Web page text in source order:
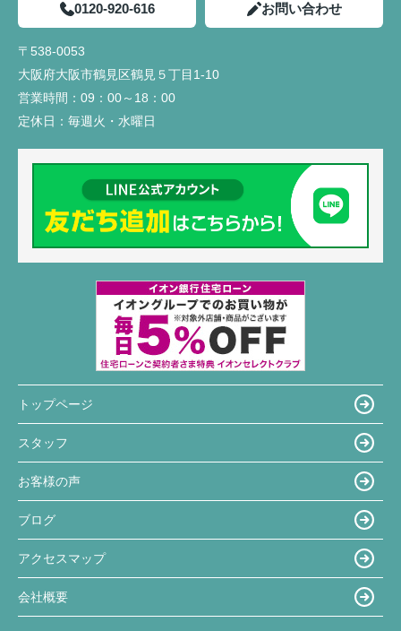
0120-920-616 お問い合わせ
〒538-0053
大阪府大阪市鶴見区鶴見５丁目1-10
営業時間： 09：00～18：00
定休日： 毎週火・水曜日
トップページ
スタッフ
お客様の声
ブログ
アクセスマップ
会社概要